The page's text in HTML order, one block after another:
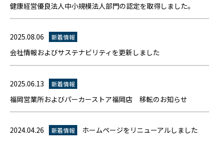
健康経営優良法人中小規模法人部門の認定を取得しました。
新着情報
2025.08.06
会社情報およびサステナビリティを更新しました
新着情報
2025.06.13
福岡営業所およびパーカーストア福岡店 移転のお知らせ
新着情報
2024.04.26 ホームページをリニューアルしました